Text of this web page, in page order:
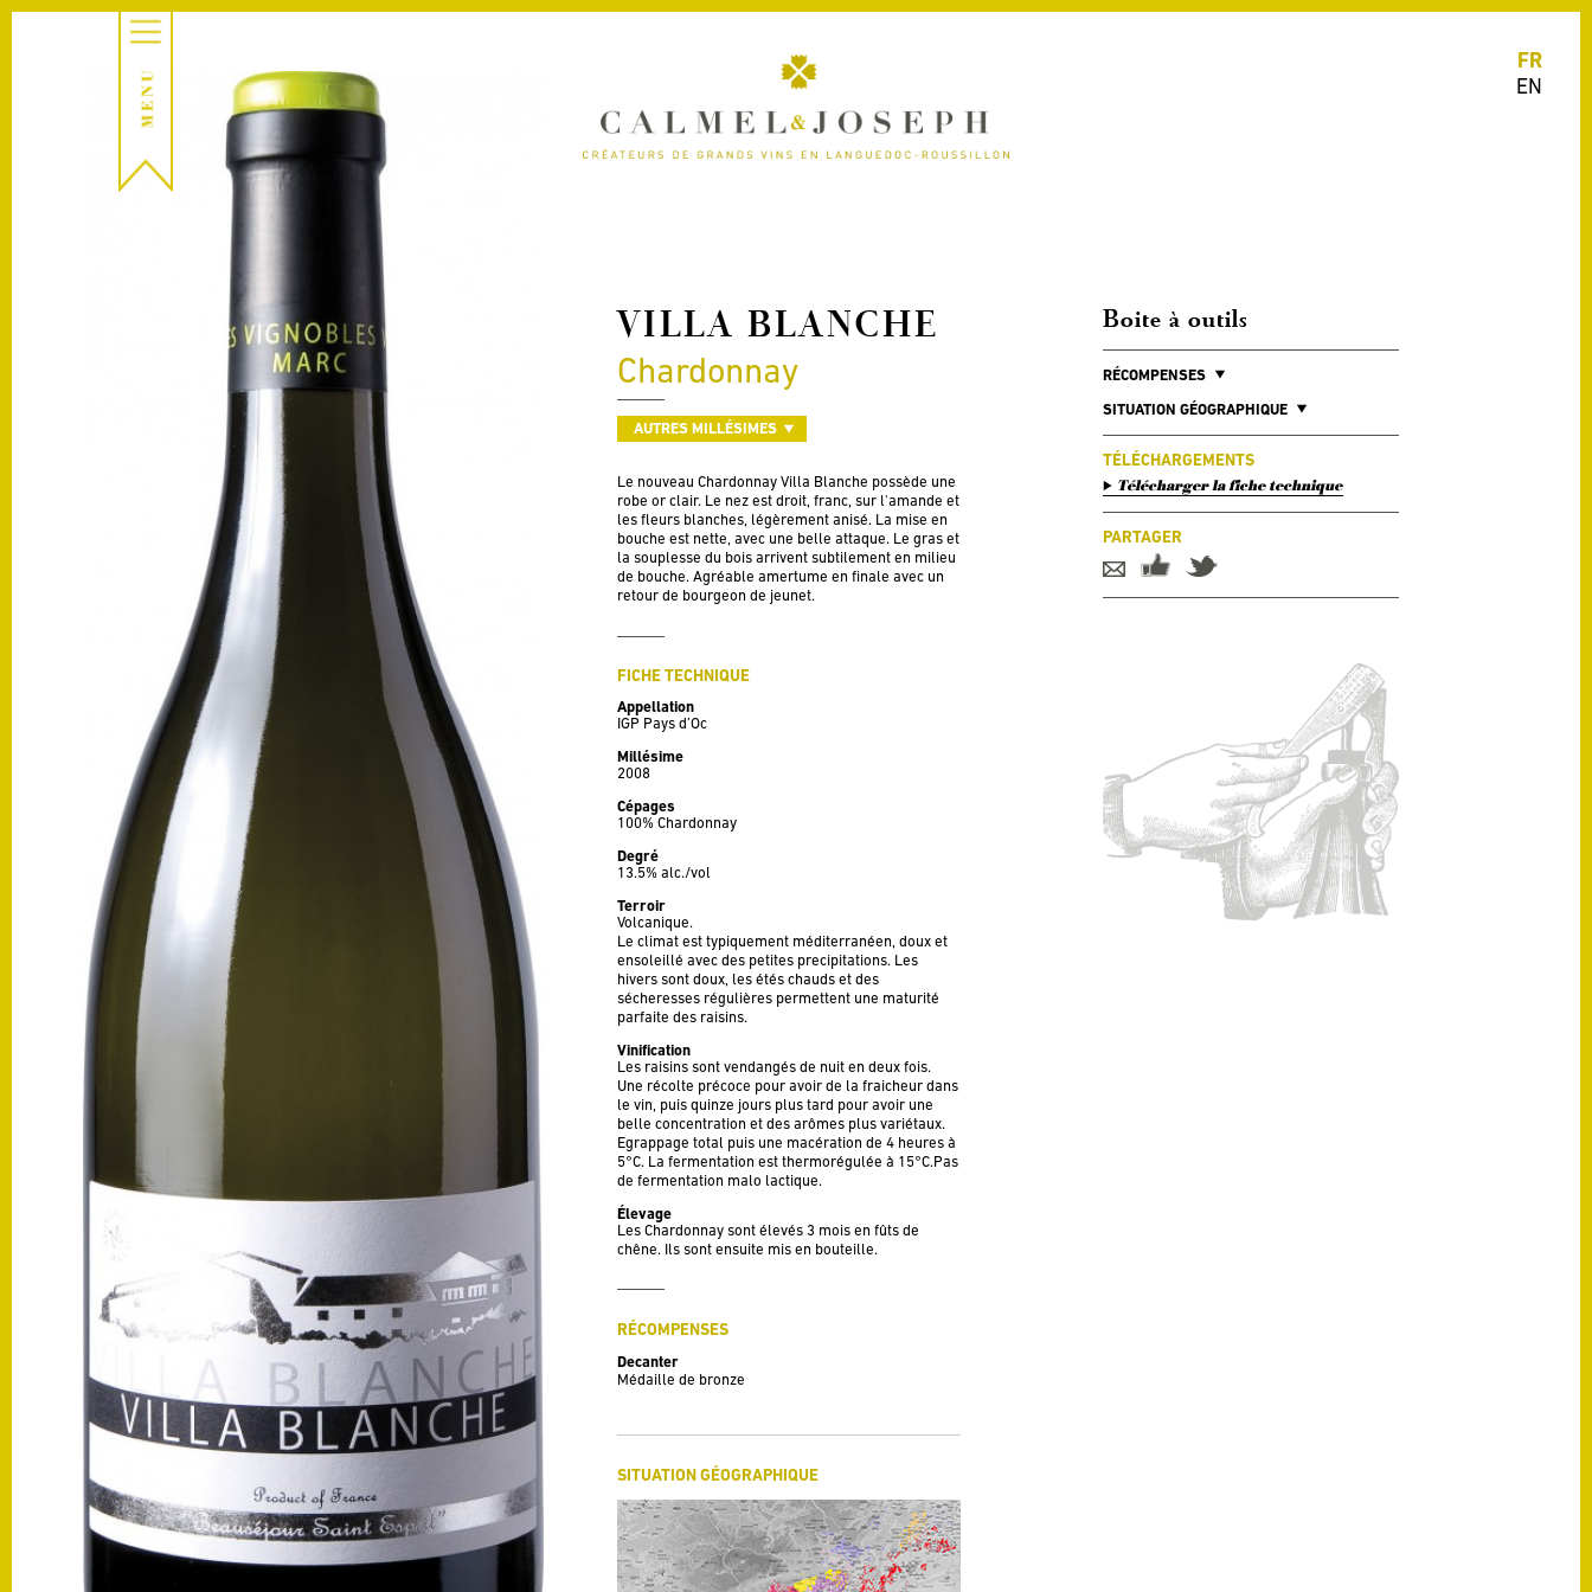
FR
EN
VILLA BLANCHE
Chardonnay
AUTRES MILLÉSIMES
Le nouveau Chardonnay Villa Blanche possède une
robe or clair. Le nez est droit, franc, sur l'amande et
les fleurs blanches, légèrement anisé. La mise en
bouche est nette, avec une belle attaque. Le gras et
la souplesse du bois arrivent subtilement en milieu
de bouche. Agréable amertume en finale avec un
retour de bourgeon de jeunet.
FICHE TECHNIQUE
Appellation
IGP Pays d’Oc
Millésime
2008
Cépages
100% Chardonnay
Degré
13.5% alc./vol
Terroir
Volcanique.
Le climat est typiquement méditerranéen, doux et
ensoleillé avec des petites precipitations. Les
hivers sont doux, les étés chauds et des
sécheresses régulières permettent une maturité
parfaite des raisins.
Vinification
Les raisins sont vendangés de nuit en deux fois.
Une récolte précoce pour avoir de la fraicheur dans
le vin, puis quinze jours plus tard pour avoir une
belle concentration et des arômes plus variétaux.
Egrappage total puis une macération de 4 heures à
5°C. La fermentation est thermorégulée à 15°C.Pas
de fermentation malo lactique.
Élevage
Les Chardonnay sont élevés 3 mois en fûts de
chêne. Ils sont ensuite mis en bouteille.
RÉCOMPENSES
Decanter
Médaille de bronze
SITUATION GÉOGRAPHIQUE
Boite à outils
RÉCOMPENSES
SITUATION GÉOGRAPHIQUE
TÉLÉCHARGEMENTS
Télécharger la fiche technique
PARTAGER